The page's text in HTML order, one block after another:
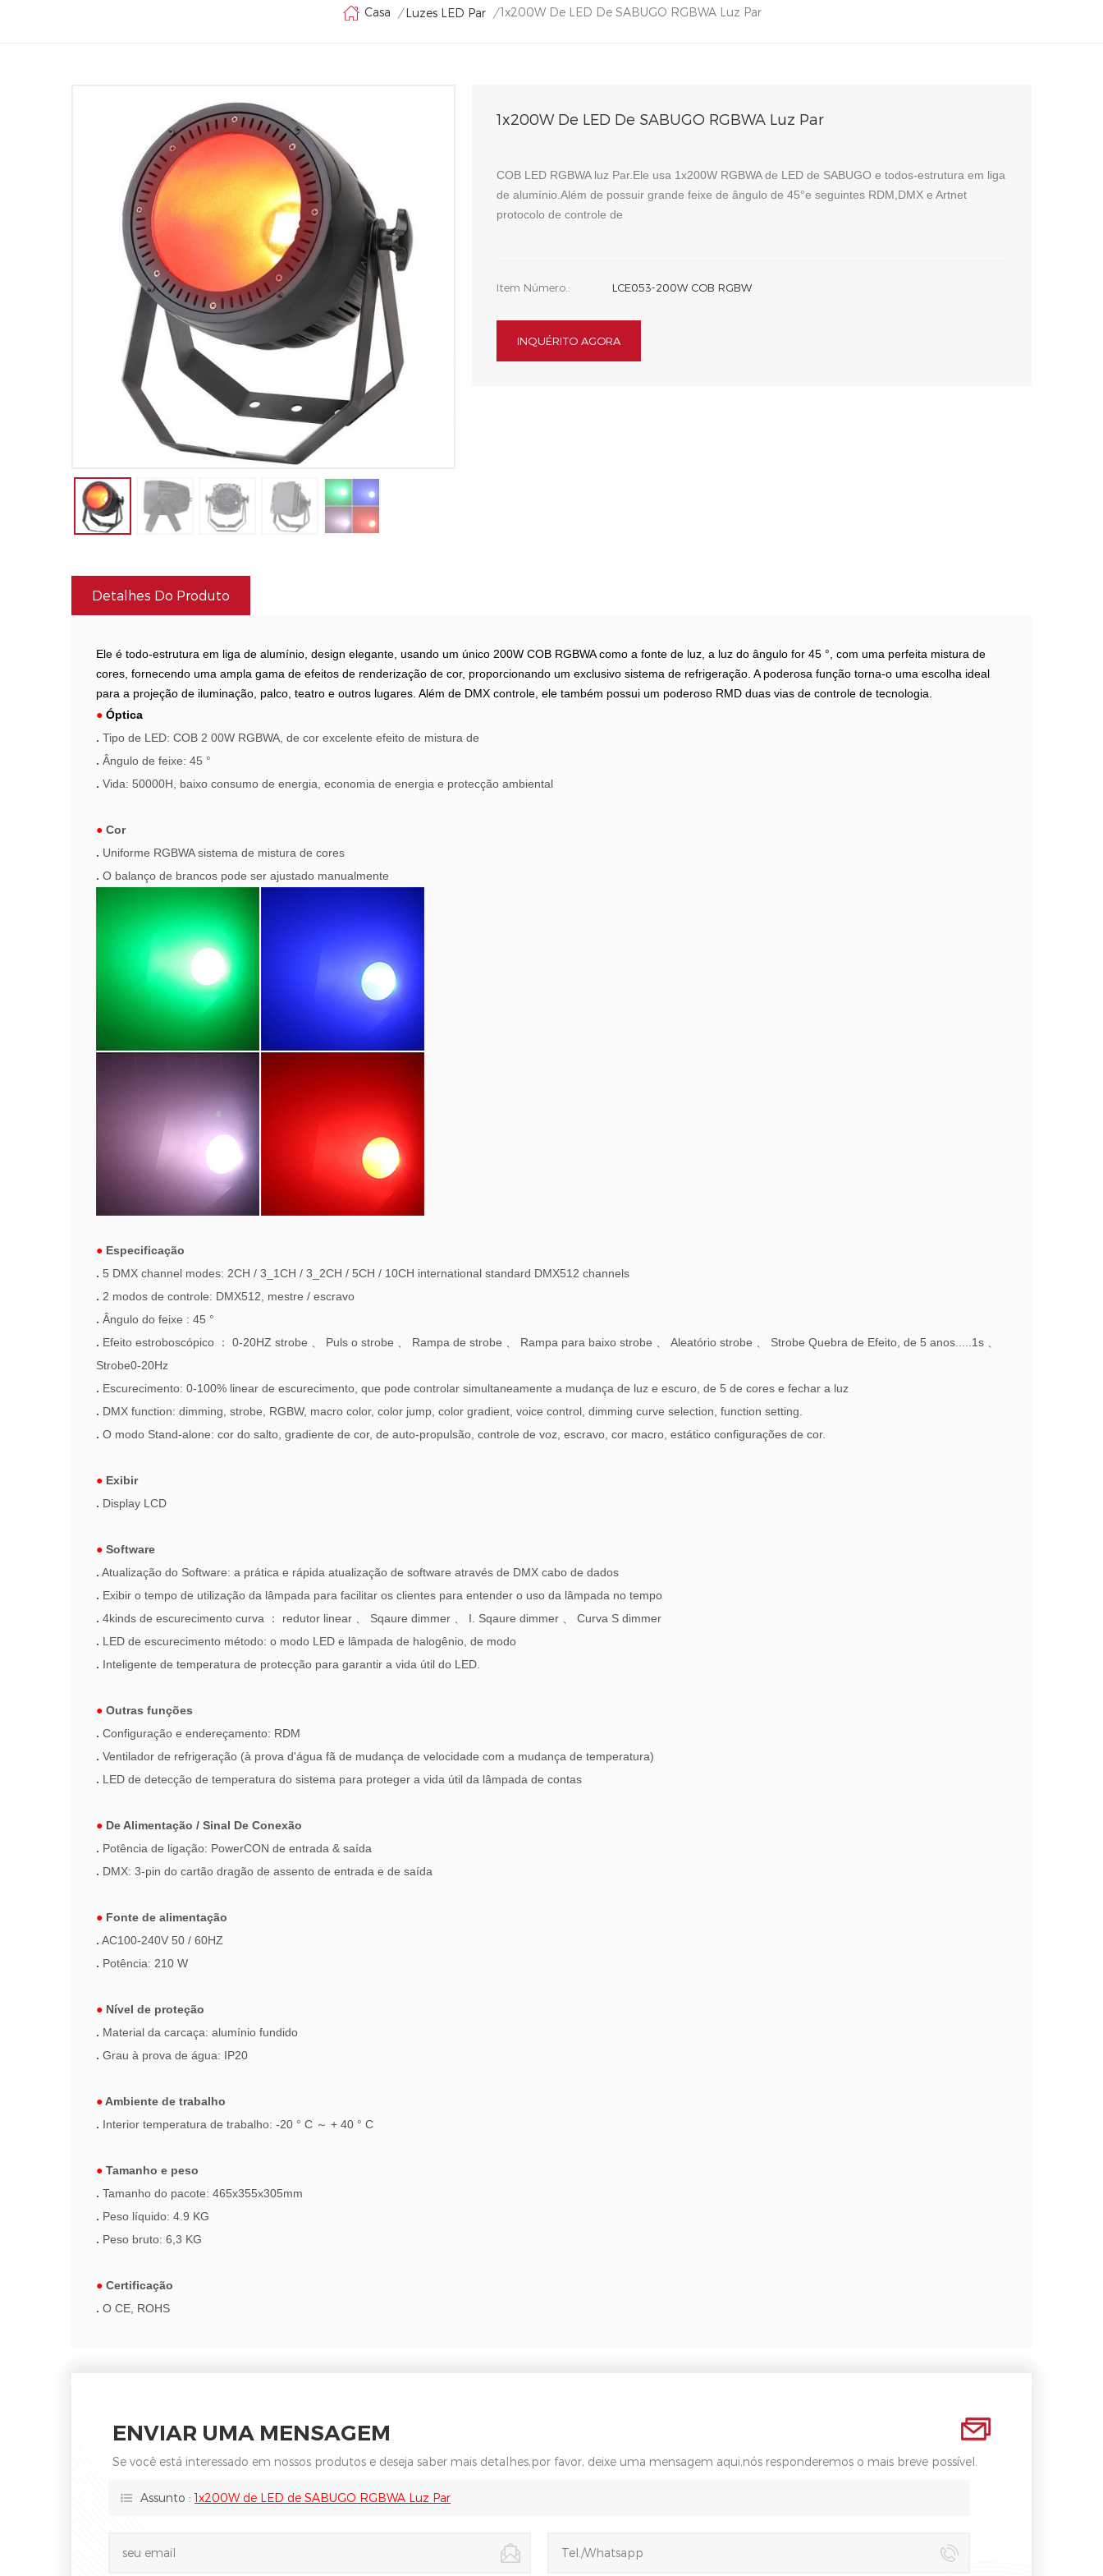
Casa / Luzes LED Par / 1x200W De LED De SABUGO RGBWA Luz Par
1x200W De LED De SABUGO RGBWA Luz Par
COB LED RGBWA luz Par.Ele usa 1x200W RGBWA de LED de SABUGO e todos-estrutura em liga
de alumínio.Além de possuir grande feixe de ângulo de 45°e seguintes RDM,DMX e Artnet
protocolo de controle de
Item Número.: LCE053-200W COB RGBW
INQUÉRITO AGORA
Detalhes Do Produto
Ele é todo-estrutura em liga de alumínio, design elegante, usando um único 200W COB RGBWA como a fonte de luz, a luz do ângulo for 45 °, com uma perfeita mistura de
cores, fornecendo uma ampla gama de efeitos de renderização de cor, proporcionando um exclusivo sistema de refrigeração. A poderosa função torna-o uma escolha ideal
para a projeção de iluminação, palco, teatro e outros lugares. Além de DMX controle, ele também possui um poderoso RMD duas vias de controle de tecnologia.
● Óptica
. Tipo de LED: COB 2 00W RGBWA, de cor excelente efeito de mistura de
. Ângulo de feixe: 45 °
. Vida: 50000H, baixo consumo de energia, economia de energia e protecção ambiental
● Cor
. Uniforme RGBWA sistema de mistura de cores
. O balanço de brancos pode ser ajustado manualmente
● Especificação
. 5 DMX channel modes: 2CH / 3_1CH / 3_2CH / 5CH / 10CH international standard DMX512 channels
. 2 modos de controle: DMX512, mestre / escravo
. Ângulo do feixe : 45 °
. Efeito estroboscópico ： 0-20HZ strobe Puls o strobe Rampa de strobe Rampa para baixo strobe Aleatório strobe Strobe Quebra de Efeito, de 5 anos.....1s
Strobe0-20Hz
. Escurecimento: 0-100% linear de escurecimento, que pode controlar simultaneamente a mudança de luz e escuro, de 5 de cores e fechar a luz
. DMX function: dimming, strobe, RGBW, macro color, color jump, color gradient, voice control, dimming curve selection, function setting.
. O modo Stand-alone: cor do salto, gradiente de cor, de auto-propulsão, controle de voz, escravo, cor macro, estático configurações de cor.
● Exibir
. Display LCD
● Software
. Atualização do Software: a prática e rápida atualização de software através de DMX cabo de dados
. Exibir o tempo de utilização da lâmpada para facilitar os clientes para entender o uso da lâmpada no tempo
. 4kinds de escurecimento curva ： redutor linear Sqaure dimmer I. Sqaure dimmer
Curva S dimmer
. LED de escurecimento método: o modo LED e lâmpada de halogênio, de modo
. Inteligente de temperatura de protecção para garantir a vida útil do LED.
● Outras funções
. Configuração e endereçamento: RDM
. Ventilador de refrigeração (à prova d'água fã de mudança de velocidade com a mudança de temperatura)
. LED de detecção de temperatura do sistema para proteger a vida útil da lâmpada de contas
● De Alimentação / Sinal De Conexão
. Potência de ligação: PowerCON de entrada & saída
. DMX: 3-pin do cartão dragão de assento de entrada e de saída
● Fonte de alimentação
. AC100-240V 50 / 60HZ
. Potência: 210 W
● Nível de proteção
. Material da carcaça: alumínio fundido
. Grau à prova de água: IP20
● Ambiente de trabalho
. Interior temperatura de trabalho: -20 ° C ～ + 40 ° C
● Tamanho e peso
. Tamanho do pacote: 465x355x305mm
. Peso líquido: 4.9 KG
. Peso bruto: 6,3 KG
● Certificação
. O CE, ROHS
ENVIAR UMA MENSAGEM
Se você está interessado em nossos produtos e deseja saber mais detalhes,por favor, deixe uma mensagem aqui,nós responderemos o mais breve possível.
Assunto :1x200W de LED de SABUGO RGBWA Luz Par